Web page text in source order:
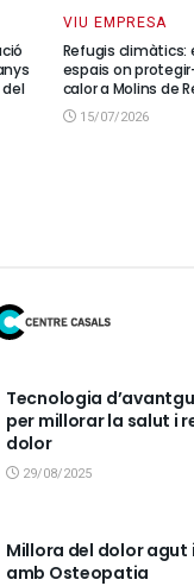
VIU EMPRESA
Refugis climàtics:
espais on
calor a Molins de
15/07/2026
Tecnologia
per millorar la salut i
dolor
29/08/2025
Millora del dolor agut
amb Osteopatia